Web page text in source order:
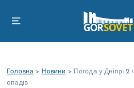
Головна > Новини >
Погода у Дніпрі
опадів